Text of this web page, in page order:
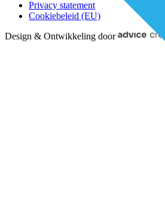
Privacy statement
Cookiebeleid (EU)
Design & Ontwikkeling door